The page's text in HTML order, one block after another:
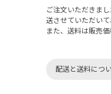
ご注文いただきま
送させていただいて
また、送料は販売
配送と送料につ